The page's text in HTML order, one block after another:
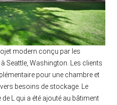
modern conçu par les
Seattle, Washington. Les clients
pour une chambre et
besoins de stockage. Le
L qui a été ajouté au bâtiment